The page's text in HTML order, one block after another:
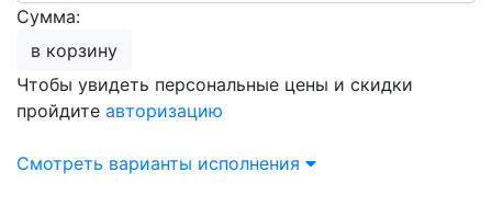
Сумма:
в корзину
Чтобы увидеть персональные цены и скидки
пройдите авторизацию
Смотреть варианты исполнения